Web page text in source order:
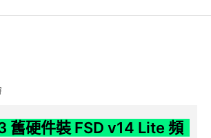
舊硬件裝 FSD v14 Lite 頻